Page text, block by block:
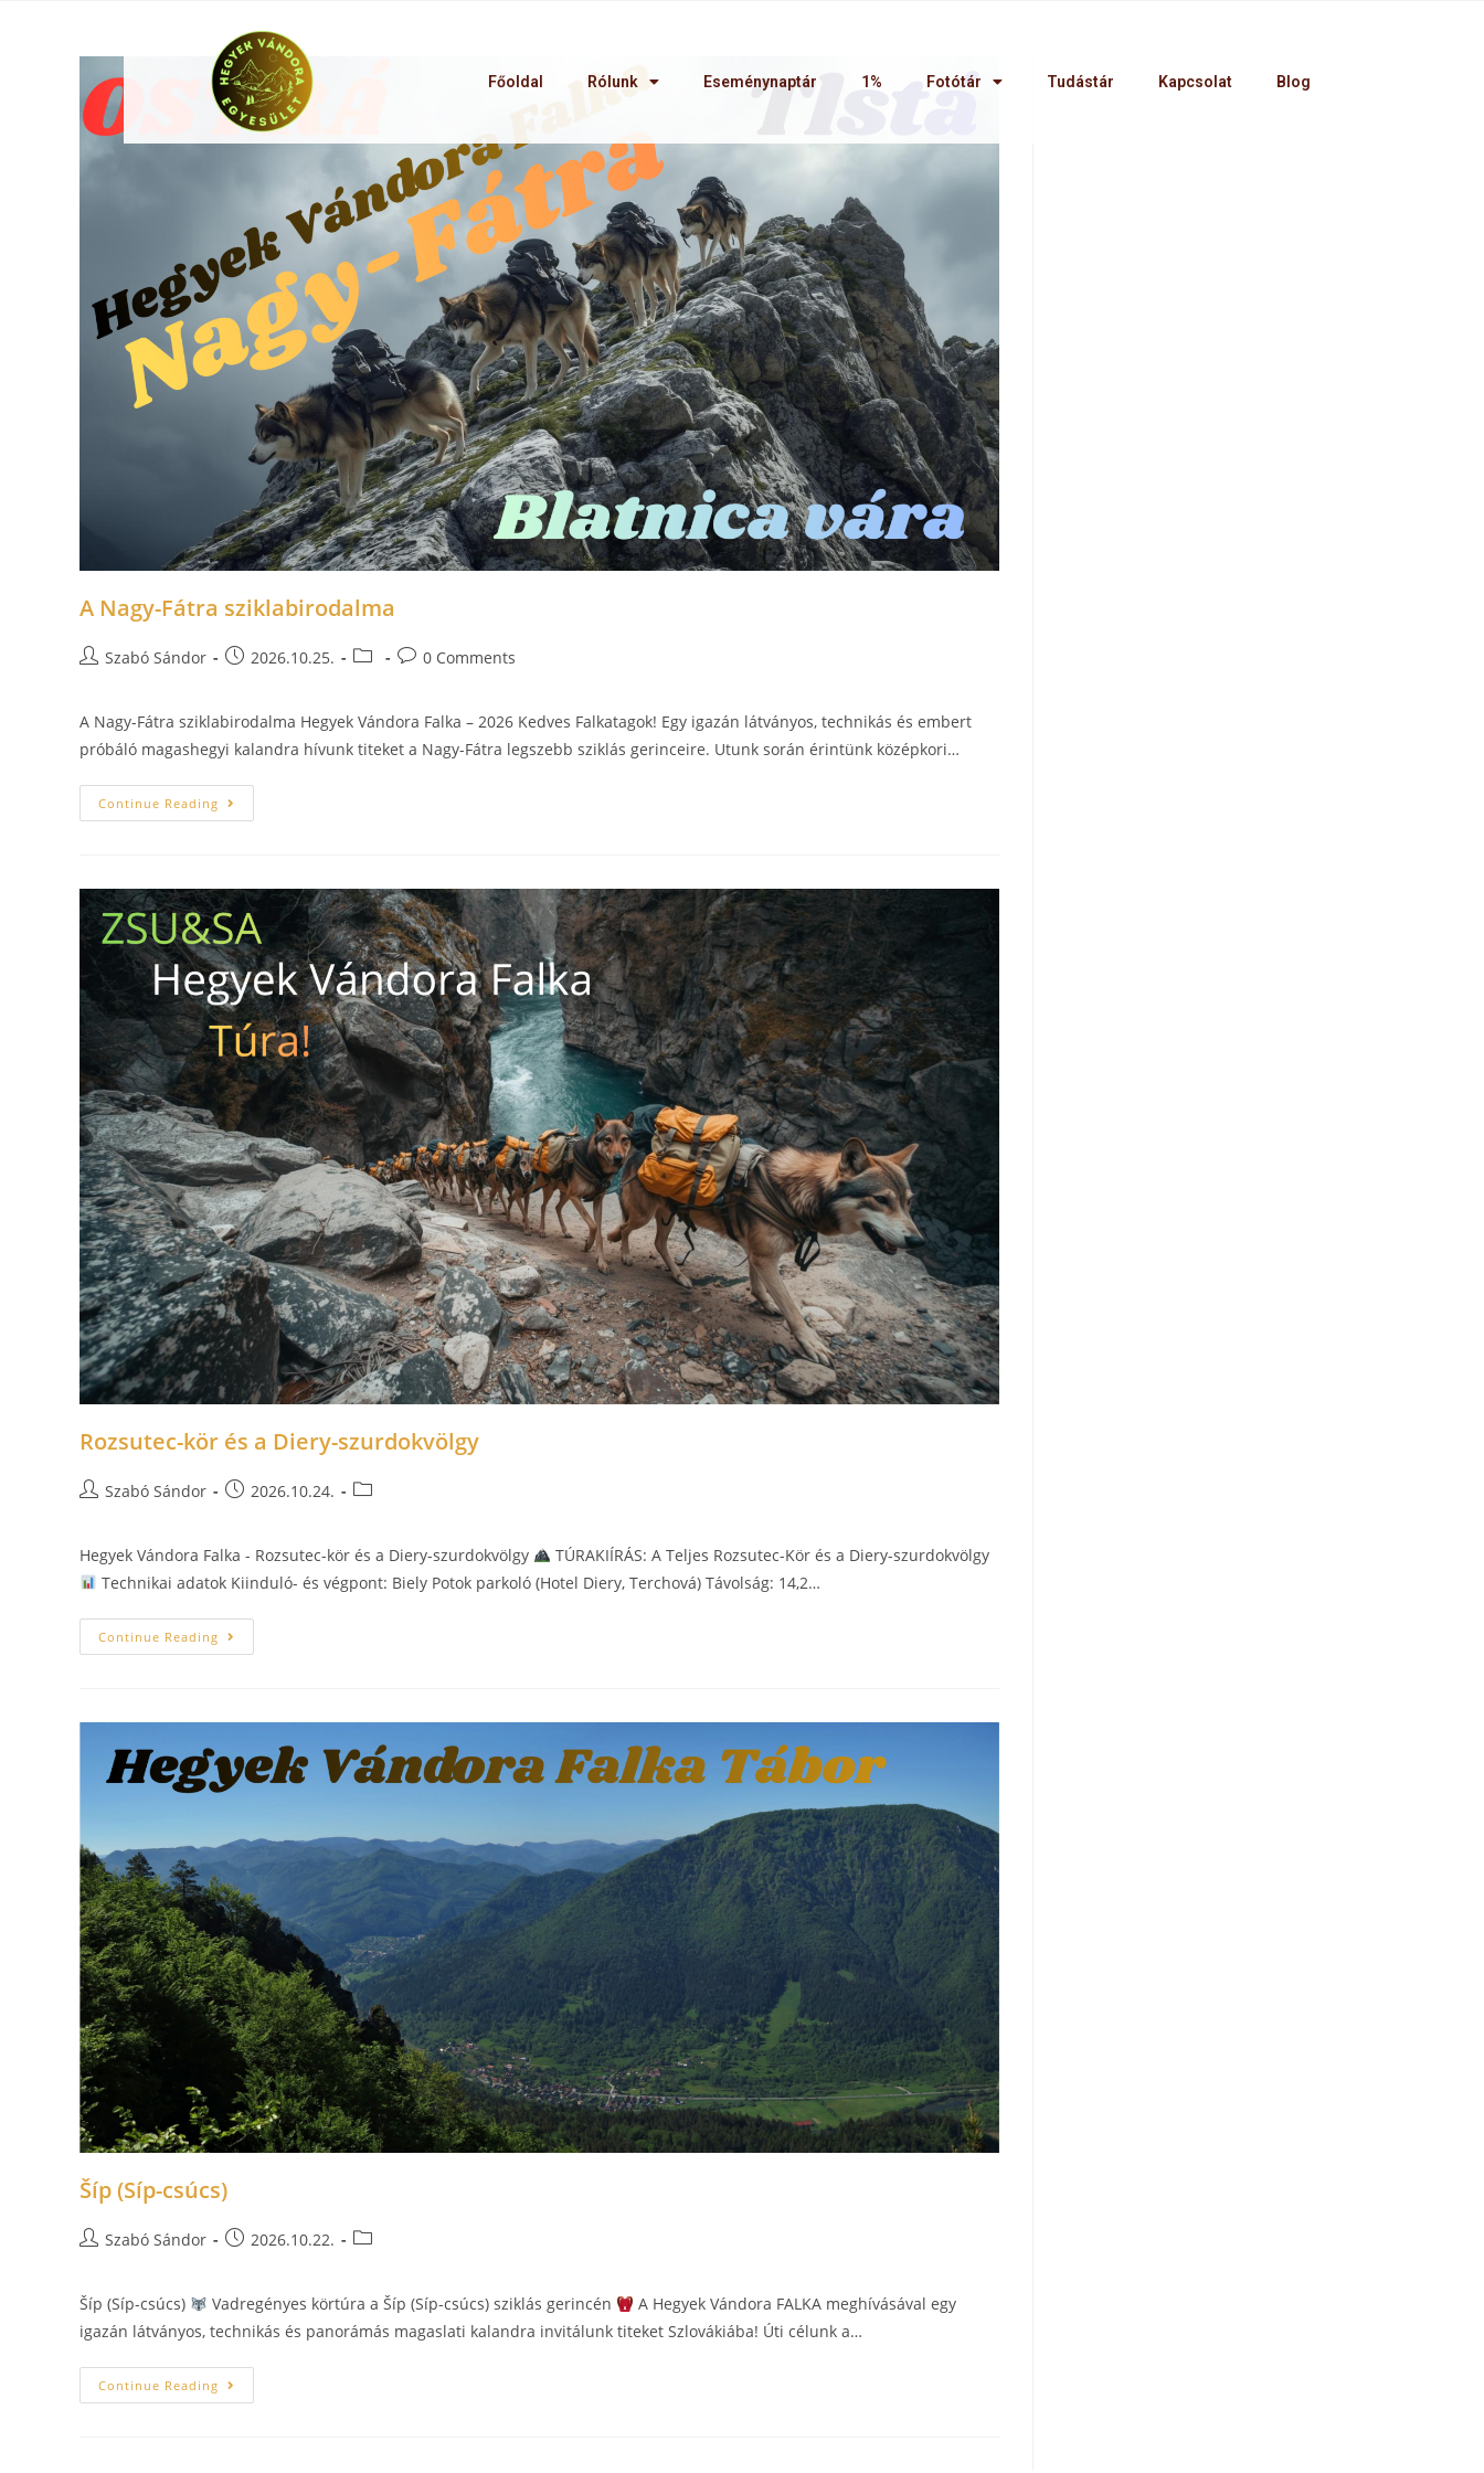
Főoldal Rólunk Eseménynaptár 1% Fotótár Tudástár Kapcsolat Blog
A Nagy-Fátra sziklabirodalma
Szabó Sándor 2026.10.25. 0 Comments
A Nagy-Fátra sziklabirodalma Hegyek Vándora Falka – 2026 Kedves Falkatagok! Egy igazán látványos, technikás és embert
próbáló magashegyi kalandra hívunk titeket a Nagy-Fátra legszebb sziklás gerinceire. Utunk során érintünk középkori…
Continue Reading
Rozsutec-kör és a Diery-szurdokvölgy
Szabó Sándor 2026.10.24.
Hegyek Vándora Falka - Rozsutec-kör és a Diery-szurdokvölgy
TÚRAKIÍRÁS: A Teljes Rozsutec-Kör és a Diery-szurdokvölgy
Technikai adatok Kiinduló- és végpont: Biely Potok parkoló (Hotel Diery, Terchová) Távolság: 14,2…
Continue Reading
Šíp (Síp-csúcs)
Szabó Sándor 2026.10.22.
Šíp (Síp-csúcs) Vadregényes körtúra a Šíp (Síp-csúcs) sziklás gerincén
A Hegyek Vándora FALKA meghívásával egy
igazán látványos, technikás és panorámás magaslati kalandra invitálunk titeket Szlovákiába! Úti célunk a…
Continue Reading